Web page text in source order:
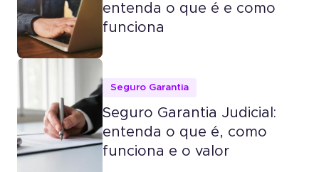
entenda o que é e como
funciona
Seguro Garantia
Seguro Garantia Judicial:
entenda o que é, como
funciona e o valor